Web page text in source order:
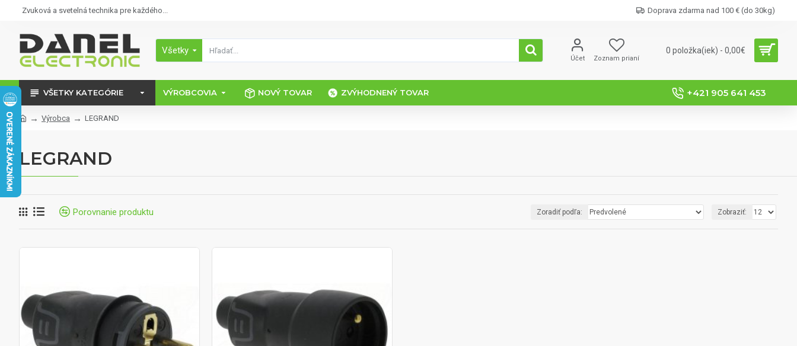
Zvuková a svetelná technika pre každého... Doprava zdarma nad 100 € (do 30kg)
Všetky
Účet Zoznam prianí
0 položka(iek) - 0,00€
VŠETKY KATEGÓRIE VÝROBCOVIA NOVÝ TOVAR ZVÝHODNENÝ TOVAR +421 905 641 453
Výrobca LEGRAND
LEGRAND
Porovnanie produktu Zoradiť podľa: Zobraziť: